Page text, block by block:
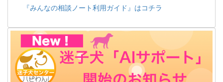
『みんなの相談ノート利用ガイド』はコチラ